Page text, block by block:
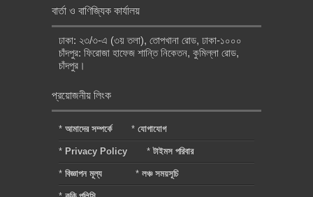
বার্তা ও বাণিজ্যিক কার্যালয়
ঢাকা: ২৩/৩-এ (৩য় তলা), তোপখানা রোড, ঢাকা-১০০০
চাঁদপুর: ফিরোজা হাফেজ শান্তি নিকেতন, কুমিল্লা রোড,
চাঁদপুর।
প্রয়োজনীয় লিংক
* আমাদের সম্পর্কে * যোগাযোগ
* Privacy Policy *টাইমস পরিবার
* বিজ্ঞাপন মূল্য * লঞ্চ সময়সূচি